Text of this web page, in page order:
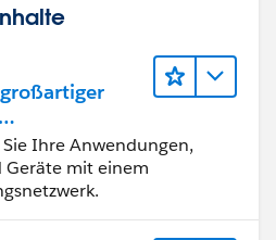
Ihre Anwendungen,
Geräte mit einem